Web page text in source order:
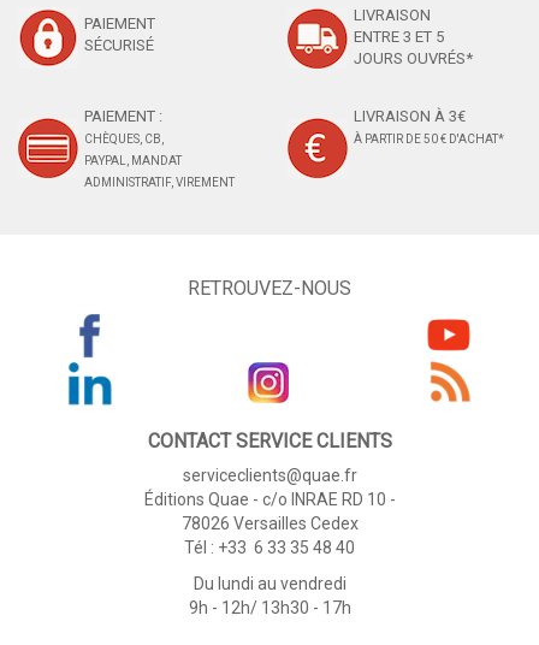
PAIEMENT
SÉCURISÉ
LIVRAISON
ENTRE 3 ET 5
JOURS OUVRÉS*
PAIEMENT :
CHÈQUES, CB,
PAYPAL, MANDAT
ADMINISTRATIF, VIREMENT
LIVRAISON À 3€
À PARTIR DE 50 € D'ACHAT*
RETROUVEZ-NOUS
CONTACT SERVICE CLIENTS
serviceclients@quae.fr
Éditions Quae - c/o INRAE RD 10 -
78026 Versailles Cedex
Tél : +33 6 33 35 48 40
Du lundi au vendredi
9h - 12h/ 13h30 - 17h